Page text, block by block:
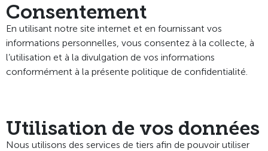
Consentement
En utilisant notre site internet et en fournissant vos
informations personnelles, vous consentez à la collecte, à
l’utilisation et à la divulgation de vos informations
conformément à la présente politique de confidentialité.
Utilisation de vos données
Nous utilisons des services de tiers afin de pouvoir utiliser